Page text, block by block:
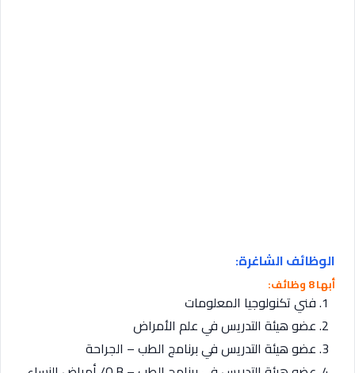
الوظائف الشاغرة:
أبها 8 وظائف:
فني تكنولوجيا المعلومات
عضو هيئة التدريس في علم الأمراض
عضو هيئة التدريس في برنامج الطب – الجراحة